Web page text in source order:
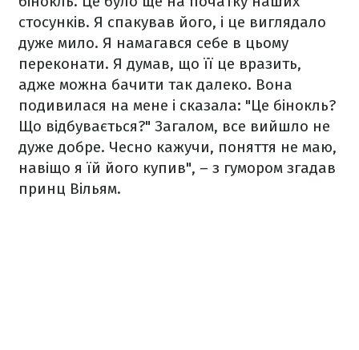
стосунків. Я спакував його, і це виглядало
дуже мило. Я намагався себе в цьому
переконати. Я думав, що її це вразить,
адже можна бачити так далеко. Вона
подивилася на мене і сказала: "Це бінокль?
Що відбувається?" Загалом, все вийшло не
дуже добре. Чесно кажучи, поняття не маю,
навіщо я їй його купив", – з гумором згадав
принц Вільям.